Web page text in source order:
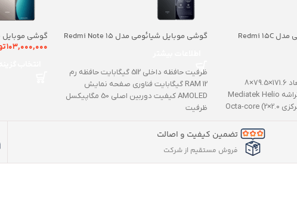
گوشی موبایل شیائومی مدل Redmi 15C
تعداد سیم کارت دو ابعاد 171.6×79.5×8
میلی‌متر وزن 205 گرم تراشه Mediatek Helio
گوشی موبایل شیائومی مدل Redmi Note 15
ظرفیت حافظه داخلی 512 گیگابایت حافظه رم
RAM 12 گیگابایت فناوری صفحه نمایش
AMOLED کیفیت دوربین اصلی 50 مگاپیکسل
ظرفیت
۱۰۳,۰۰۰,۰۰۰
تضمین کیفیت و اصالت
فروش مستقیم از شرکت